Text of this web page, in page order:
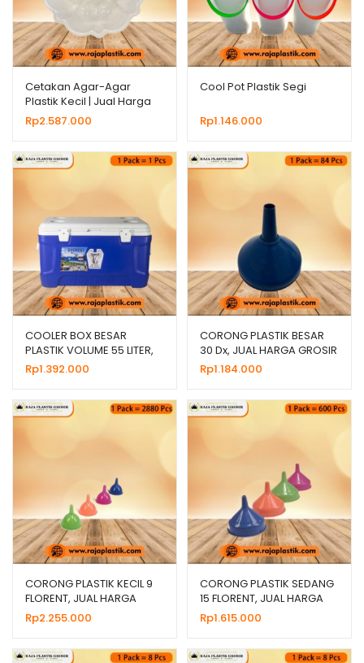
Cetakan Agar-Agar
Plastik Kecil | Jual Harga
Grosir
Rp2.587.000
Cool Pot Plastik Segi
Rp1.146.000
COOLER BOX BESAR
PLASTIK VOLUME 55 LITER,
JUAL HARGA GROSIR
Rp1.392.000
CORONG PLASTIK BESAR
30 Dx, JUAL HARGA GROSIR
MURAH
Rp1.184.000
CORONG PLASTIK KECIL 9
FLORENT, JUAL HARGA
GROSIR MURAH
Rp2.255.000
CORONG PLASTIK SEDANG
15 FLORENT, JUAL HARGA
GROSIR MURAH
Rp1.615.000